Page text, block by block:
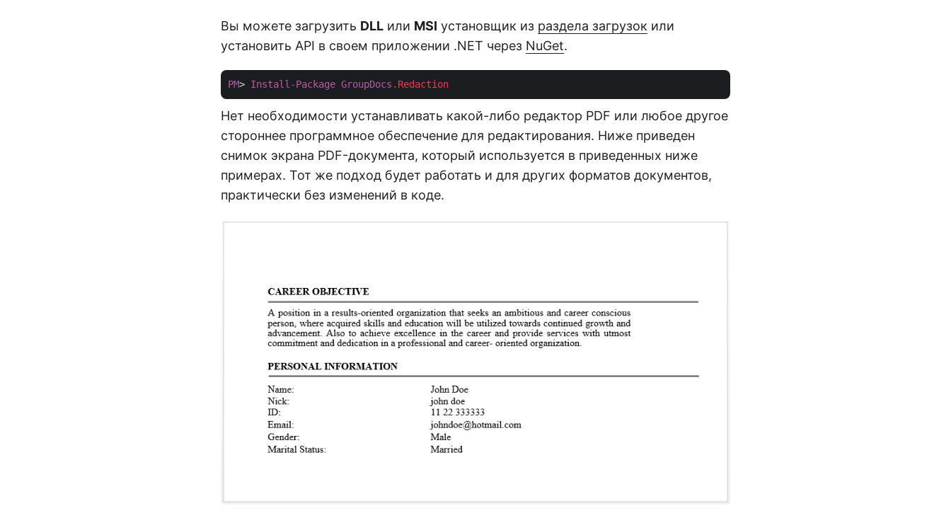
Вы можете загрузить DLL или MSI установщик из раздела загрузок или
установить API в своем приложении .NET через NuGet.
PM> Install-Package GroupDocs .Redaction
Нет необходимости устанавливать какой-либо редактор PDF или любое другое
стороннее программное обеспечение для редактирования. Ниже приведен
снимок экрана PDF-документа, который используется в приведенных ниже
примерах. Тот же подход будет работать и для других форматов документов,
практически без изменений в коде.